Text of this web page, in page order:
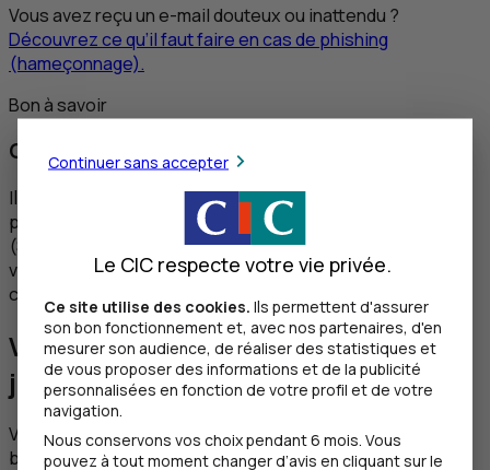
Vous avez reçu une-maildouteux ou inattendu ?
Découvrez ce qu’il faut faire en cas de phishing
(hameçonnage).
Bon à savoir
Qu’est-ce qu’un phishing
Il s’agit d’un type d’escroquerie. Les escrocs se font
passer pour votre banque ou un organisme de confiance
(Sécurité sociale,
CAF, etc.), dans le but de vous soutirer
vos informations confidentielles de connexion à vos
comptes.
Votre banque ne vous demande
jamais vos codes confidentiels
Votre code de carte ou vos identifiants d’accès à votre
banque en ligne sont des codes qu’il ne faut divulguer à
Continuer sans accepter
Le CIC respecte votre vie privée.
Ce site utilise des cookies. Ils permettent d'assurer
son bon fonctionnement et, avec nos partenaires, d'en
mesurer son audience, de réaliser des statistiques et
de vous proposer des informations et de la publicité
personnalisées en fonction de votre profil et de votre
navigation.
Nous conservons vos choix pendant 6 mois. Vous
pouvez à tout moment changer d’avis en cliquant sur le